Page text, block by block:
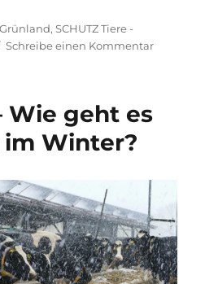
,SCHUTZ Tiere -
Schreibe einen Kommentarzu
Wie geht es
Winter?